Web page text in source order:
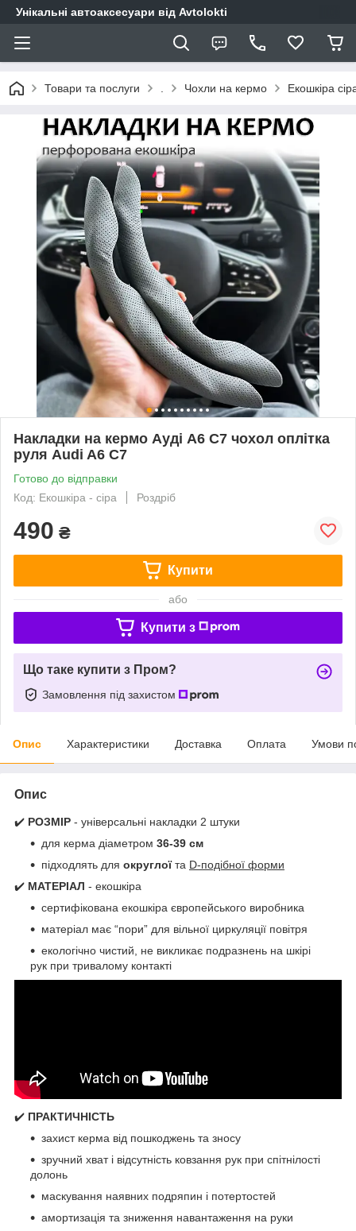
Унікальні автоаксесуари від Avtolokti
Товари та послуги Чохли на кермо Екошкіра
Накладки на кермо Ауді А6 С7 чохол оплітка
руля Audi A6 C7
Готово до відправки
Код: Екошкіра - сіра
Роздріб
490 ₴
Купити
або
Купити з
Що таке купити з Пром?
Замовлення під захистом
Опис Характеристики Доставка Оплата Умови
Опис
✔️ РОЗМІР - універсальні накладки 2 штуки
для керма діаметром 36-39 см
підходлять для округлоїта D-подібної форми
✔️ МАТЕРІАЛ - екошкіра
сертифікована екошкіра європейського виробника
матеріал має “пори” для вільної циркуляції повітря
екологічно чистий, не викликає подразнень на шкірі
рук при тривалому контакті
✔️ ПРАКТИЧНІСТЬ
захист керма від пошкоджень та зносу
зручний хват і відсутність ковзання рук при спітнілості
долонь
маскування наявних подряпин і потертостей
амортизація та зниження навантаження на руки